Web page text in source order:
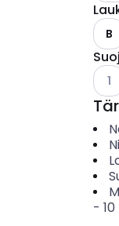
B
1
- 10